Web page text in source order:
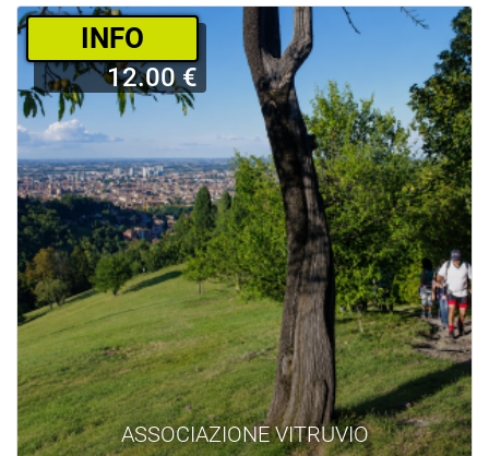
ASSOCIAZIONE VITRUVIO
­INFO
12.00 €